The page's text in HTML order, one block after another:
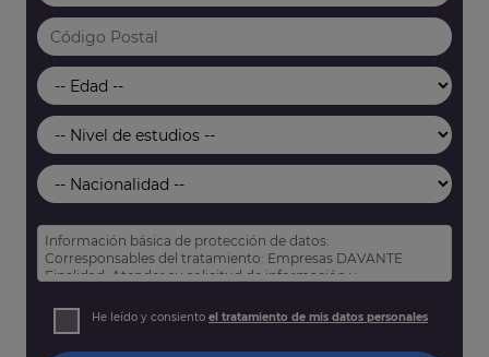
Información básica de protección de datos:
Corresponsables del tratamiento: Empresas DAVANTE
Finalidad: Atender su solicitud de información y
Derechos: Puede acceder, rectificar y suprimir sus datos,
así como otros derechos tal y como se explica en nuestra
He leído y consiento el tratamiento de mis datos personales